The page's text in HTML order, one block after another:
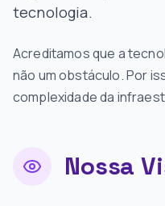
tecnologia.
Acreditamos que a
não um obstáculo. Por
complexidade da
Nossa